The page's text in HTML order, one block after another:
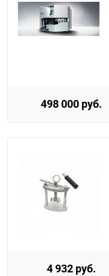
498 000 руб.
4 932 руб.